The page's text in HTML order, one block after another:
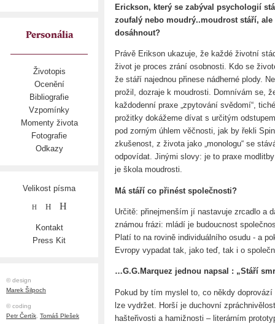
Personália
Životopis
Ocenění
Bibliografie
Vzpomínky
Momenty života
Fotografie
Odkazy
Velikost písma
H H H
Kontakt
Press Kit
© design
Marek Šilpoch
© coding
Petr Čertík, Tomáš Plešek
Erickson, který se zabýval psychologií
zoufalý nebo moudrý..moudrost stáří,
dosáhnout?
Právě Erikson ukazuje, že každé životní
život je proces zrání osobnosti. Kdo se
že stáří najednou přinese nádherné plody.
prožil, dozraje k moudrosti. Domnívám se,
každodenní praxe „zpytování svědomí“,
prožitky dokážeme dívat s určitým
pod zorným úhlem věčnosti, jak by řekli
zkušenost, z života jako „monologu“ se
odpovídat. Jinými slovy: je to praxe
je škola moudrosti.
Má stáří co přinést společnosti?
Určitě: přinejmenším jí nastavuje zrcadlo a
známou frázi: mládí je budoucnost
Platí to na rovině individuálního osudu - a
Evropy vypadat tak, jako teď, tak i o
…G.G.Marquez jednou napsal : „Stáří
Pokud by tím myslel to, co někdy
lze vydržet. Horší je duchovní
hašteřivosti a hamižnosti – literárním